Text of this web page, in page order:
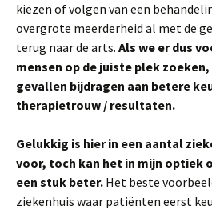
kiezen of volgen van een
overgrote meerderheid al met de
terug naar de arts. Als we er dus
mensen op de juiste plek
gevallen bijdragen aan betere
therapietrouw / resultaten.
Gelukkig is hier in een aantal
voor, toch kan het in mijn optiek
een stuk beter. Het beste
ziekenhuis waar patiënten eerst